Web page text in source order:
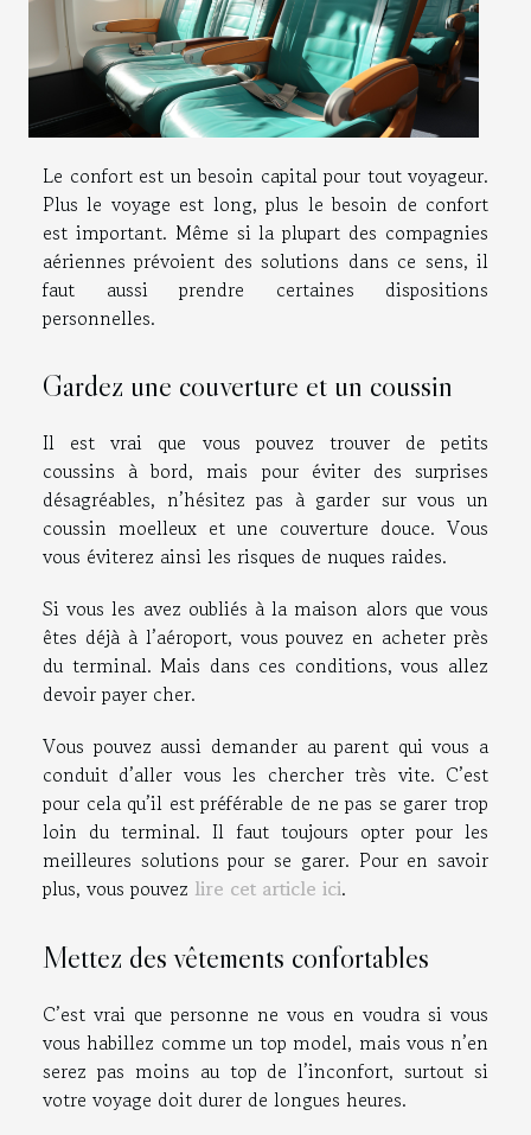
Le confort est un besoin capital pour tout voyageur.
Plus le voyage est long, plus le besoin de confort
est important. Même si la plupart des compagnies
aériennes prévoient des solutions dans ce sens, il
faut aussi prendre certaines dispositions
personnelles.
Gardez une couverture et un coussin
Il est vrai que vous pouvez trouver de petits
coussins à bord, mais pour éviter des surprises
désagréables, n’hésitez pas à garder sur vous un
coussin moelleux et une couverture douce. Vous
vous éviterez ainsi les risques de nuques raides.
Si vous les avez oubliés à la maison alors que vous
êtes déjà à l’aéroport, vous pouvez en acheter près
du terminal. Mais dans ces conditions, vous allez
devoir payer cher.
Vous pouvez aussi demander au parent qui vous a
conduit d’aller vous les chercher très vite. C’est
pour cela qu’il est préférable de ne pas se garer trop
loin du terminal. Il faut toujours opter pour les
meilleures solutions pour se garer. Pour en savoir
plus, vous pouvez lire cet article ici.
Mettez des vêtements confortables
C’est vrai que personne ne vous en voudra si vous
vous habillez comme un top model, mais vous n’en
serez pas moins au top de l’inconfort, surtout si
votre voyage doit durer de longues heures.